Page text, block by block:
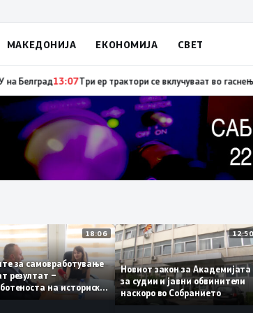
МАКЕДОНИЈА ЕКОНОМИЈА СВЕТ
на Србија: Вучиќ му рече на Зеленски дека не
18:06
за самовработување
резултат –
на историски
ниво од 11,3%
Новиот закон за
за судии и јавни
наскоро во Собранието